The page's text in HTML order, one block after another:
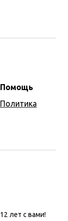
Помощь
Политика
12 лет с вами!